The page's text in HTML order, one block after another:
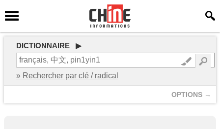
DICTIONNAIRE ▶
» Rechercher par clé / radical
OPTIONS →